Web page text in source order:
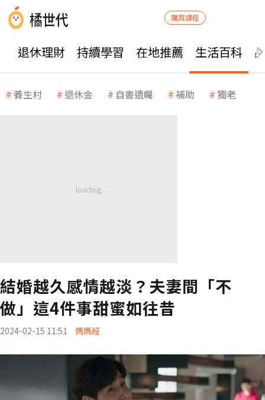
購買課程
退休理財 持續學習 在地推薦 生活百科
養生村 退休金 自書遺囑 補助 獨老
結婚越久感情越淡？夫妻間「不
做」這4件事甜蜜如往昔
2024-02-15 11:51 媽媽經